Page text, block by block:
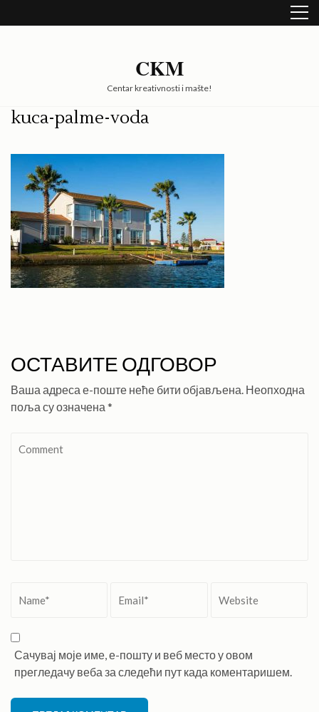
to
CKM
Centar kreativnosti i mašte!
kuca-palme-voda
ОСТАВИТЕ ОДГОВОР
Ваша адреса е-поште неће бити објављена. Неопходна
поља су означена *
Сачувај моје име, е-пошту и веб место у овом
прегледачу веба за следећи пут када коментаришем.